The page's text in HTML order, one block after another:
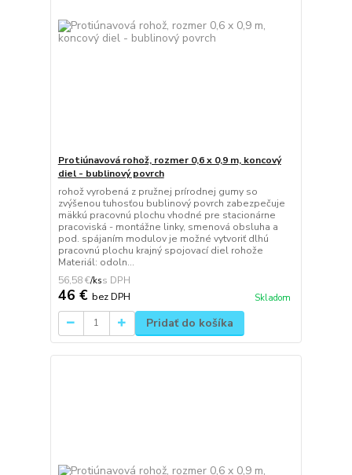
Protiúnavová rohož, rozmer 0,6 x 0,9 m, koncový
diel - bublinový povrch
rohož vyrobená z pružnej prírodnej gumy so
zvýšenou tuhosťou bublinový povrch zabezpečuje
mäkkú pracovnú plochu vhodné pre stacionárne
pracoviská - montážne linky, smenová obsluha a
pod. spájaním modulov je možné vytvoriť dlhú
pracovnú plochu krajný spojovací diel rohože
Materiál: odoln...
56,58 €/ks
46 € bez DPH Skladom
Pridať do košíka